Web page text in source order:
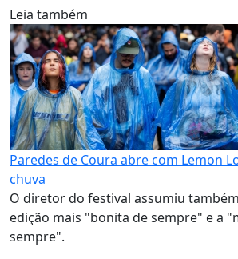
Leia também
Paredes de Coura abre com Lemon
chuva
O diretor do festival assumiu
edição mais "bonita de sempre" e a
sempre".